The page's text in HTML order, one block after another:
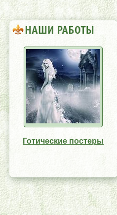
Готические постеры